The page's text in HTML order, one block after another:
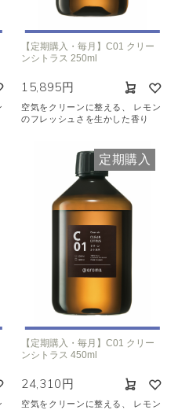
【定期購入・毎月】C01 クリー
ンシトラス 250ml
15,895円
空気をクリーンに整える、 レモン
のフレッシュさを生かした香り
定期購入
【定期購入・毎月】C01 クリー
ンシトラス 450ml
24,310円
空気をクリーンに整える、 レモン